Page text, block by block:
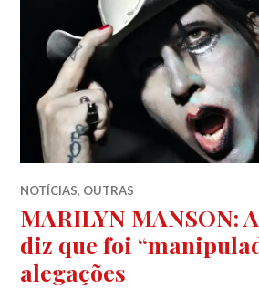
NOTÍCIAS, OUTRAS
MARILYN MANSON:
diz que foi
alegações